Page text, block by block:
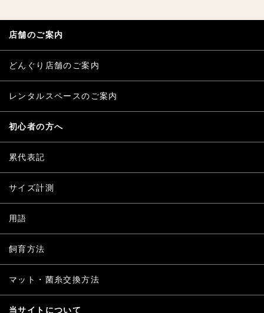
店舗のご案内
どんぐり店舗のご案内
レンタルスペースのご案内
初心者の方へ
累代表記
サイズ計測
用語
飼育方法
マット・菌糸交換方法
当サイトについて